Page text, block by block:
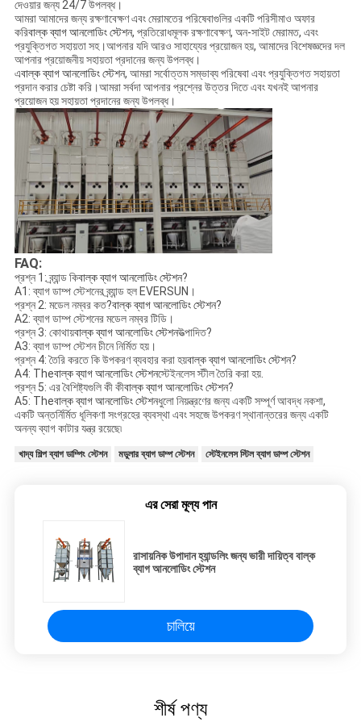
দেওয়ার জন্য 24/7 উপলব্ধ।
আমরা আমাদের জন্য রক্ষণাবেক্ষণ এবং মেরামতের পরিষেবাগুলির একটি পরিসীমাও অফার
করিবাল্ক ব্যাগ আনলোডিং স্টেশন, প্রতিরোধমূলক রক্ষণাবেক্ষণ, অন-সাইট মেরামত, এবং
প্রযুক্তিগত সহায়তা সহ।আপনার যদি আরও সাহায্যের প্রয়োজন হয়, আমাদের বিশেষজ্ঞদের দল
আপনার প্রয়োজনীয় সহায়তা প্রদানের জন্য উপলব্ধ।
এবাল্ক ব্যাগ আনলোডিং স্টেশন, আমরা সর্বোত্তম সম্ভাব্য পরিষেবা এবং প্রযুক্তিগত সহায়তা
প্রদান করার চেষ্টা করি।আমরা সর্বদা আপনার প্রশ্নের উত্তর দিতে এবং যখনই আপনার
প্রয়োজন হয় সহায়তা প্রদানের জন্য উপলব্ধ।
FAQ:
প্রশ্ন 1: ব্র্যান্ড কিবাল্ক ব্যাগ আনলোডিং স্টেশন?
A1: ব্যাগ ডাম্প স্টেশনের ব্র্যান্ড হল EVERSUN।
প্রশ্ন 2: মডেল নম্বর কত?বাল্ক ব্যাগ আনলোডিং স্টেশন?
A2: ব্যাগ ডাম্প স্টেশনের মডেল নম্বর টিডি।
প্রশ্ন 3: কোথায়বাল্ক ব্যাগ আনলোডিং স্টেশনউত্পাদিত?
A3: ব্যাগ ডাম্প স্টেশন চীনে নির্মিত হয়।
প্রশ্ন 4: তৈরি করতে কি উপকরণ ব্যবহার করা হয়বাল্ক ব্যাগ আনলোডিং স্টেশন?
A4: Theবাল্ক ব্যাগ আনলোডিং স্টেশনস্টেইনলেস স্টীল তৈরি করা হয়.
প্রশ্ন 5: এর বৈশিষ্ট্যগুলি কী কীবাল্ক ব্যাগ আনলোডিং স্টেশন?
A5: Theবাল্ক ব্যাগ আনলোডিং স্টেশনধুলো নিয়ন্ত্রণের জন্য একটি সম্পূর্ণ আবদ্ধ নকশা,
একটি অন্তর্নির্মিত ধূলিকণা সংগ্রহের ব্যবস্থা এবং সহজে উপকরণ স্থানান্তরের জন্য একটি
অনন্য ব্যাগ কাটার যন্ত্র রয়েছে৷
খাদ্য শিল্প ব্যাগ ডাম্পিং স্টেশন মডুলার ব্যাগ ডাম্প স্টেশন স্টেইনলেস স্টিল ব্যাগ ডাম্প স্টেশন
এর সেরা মূল্য পান
রাসায়নিক উপাদান হ্যান্ডলিং জন্য ভারী দায়িত্ব বাল্ক
ব্যাগ আনলোডিং স্টেশন
চালিয়ে
শীর্ষ পণ্য